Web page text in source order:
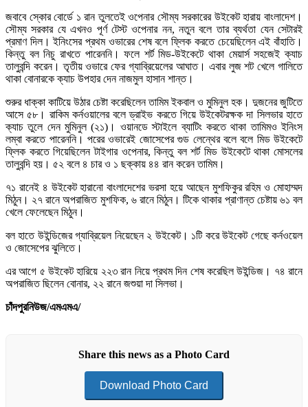
জবাবে স্কোর বোর্ডে ১ রান তুলতেই ওপেনার সৌম্য সরকারের উইকেট হারায় বাংলাদেশ।
সৌম্য সরকার যে এখনও পূর্ণ টেস্ট ওপেনার নন, নতুন বলে তার ব্যর্থতা যেন সেটারই
প্রমাণ দিল। ইনিংসের প্রথম ওভারের শেষ বলে ফ্লিক করতে চেয়েছিলেন এই বাঁহাতি।
কিন্তু বল নিচু রাখতে পারেননি। ফলে শর্ট মিড-উইকেটে থাকা মেয়ার্স সহজেই ক্যাচ
তালুবন্দি করেন। তৃতীয় ওভারে ফের গ্যাব্রিয়েলের আঘাত। এবার লুজ শট খেলে গালিতে
থাকা বোনারকে ক্যাচ উপহার দেন নাজমুল হাসান শান্ত।
শুরুর ধাক্কা কাটিয়ে উঠার চেষ্টা করেছিলেন তামিম ইকবাল ও মুমিনুল হক। দুজনের জুটিতে
আসে ৫৮। রাকিম কর্নওয়ালের বলে ড্রাইভ করতে গিয়ে উইকেটরক্ষক দা সিলভার হাতে
ক্যাচ তুলে দেন মুমিনুল (২১)। ওয়ানডে স্টাইলে ব্যাটিং করতে থাকা তামিমও ইনিংস
লম্বা করতে পারেননি। পরের ওভারেই জোসেপের গুড লেন্থের বলে বলে মিড উইকেটে
ফ্লিক করতে গিয়েছিলেন টাইগার ওপেনার, কিন্তু বল শর্ট মিড উইকেটে থাকা মোসলের
তালুবন্দি হয়। ৫২ বলে ৪ চার ও ১ ছক্কায় ৪৪ রান করেন তামিম।
৭১ রানেই ৪ উইকেট হারানো বাংলাদেশের ভরসা হয়ে আছেন মুশফিকুর রহিম ও মোহাম্মদ
মিঠুন। ২৭ রানে অপরাজিত মুশফিক, ৬ রানে মিঠুন। টিকে থাকার প্রাণান্ত চেষ্টায় ৬১ বল
খেলে ফেলেছেন মিঠুন।
বল হাতে উইন্ডিজের গ্যাব্রিয়েল নিয়েছেন ২ উইকেট। ১টি করে উইকেট গেছে কর্নওয়েল
ও জোসেপের ঝুলিতে।
এর আগে ৫ উইকেট হারিয়ে ২২৩ রান নিয়ে প্রথম দিন শেষ করেছিল উইন্ডিজ। ৭৪ রানে
অপরাজিত ছিলেন বোনার, ২২ রানে জশুয়া দা সিলভা।
চাঁদপুরনিউজ/এমএমএ/
Share this news as a Photo Card
Download Photo Card